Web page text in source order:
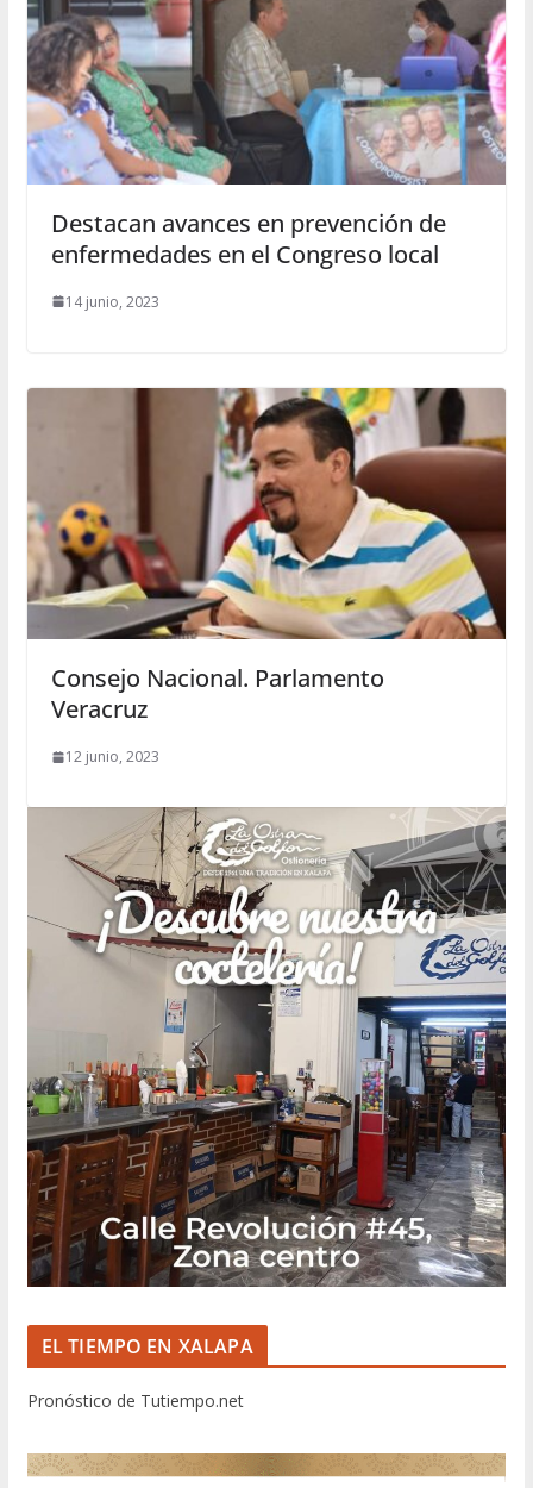
Destacan avances en prevención de
enfermedades en el Congreso local
14 junio, 2023
Consejo Nacional. Parlamento
Veracruz
12 junio, 2023
EL TIEMPO EN XALAPA
Pronóstico de Tutiempo.net